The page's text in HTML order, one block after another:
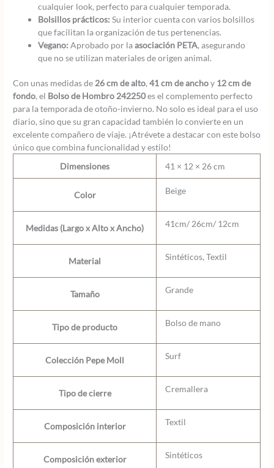
cualquier look, perfecto para cualquier temporada.
Bolsillos prácticos: Su interior cuenta con varios bolsillos
que facilitan la organización de tus pertenencias.
Vegano: Aprobado por laasociación PETA, asegurando
que no se utilizan materiales de origen animal.
Con unas medidas de 26 cm de alto,41 cm de anchoy 12 cm de
fondo, el Bolso de Hombro 242250es el complemento perfecto
para la temporada de otoño-invierno. No solo es ideal para el uso
diario, sino que su gran capacidad también lo convierte en un
excelente compañero de viaje. ¡Atrévete a destacar con este bolso
único que combina funcionalidad y estilo!
Dimensiones
41 × 12 × 26 cm
Color Beige
Medidas (Largo x Alto x Ancho) 41cm/ 26cm/ 12cm
Material Sintéticos, Textil
Tamaño Grande
Tipo de producto Bolso de mano
Colección Pepe Moll Surf
Tipo de cierre Cremallera
Composición interior Textil
Composición exterior Sintéticos